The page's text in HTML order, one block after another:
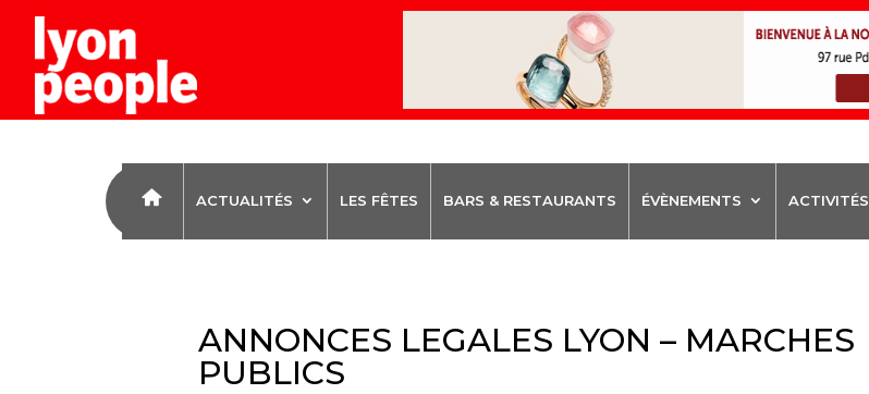
ACTUALITÉS LES FÊTES BARS & RESTAURANTS ÉVÈNEMENTS ACTIVITÉS
ANNONCES LEGALES LYON – MARCHES
PUBLICS